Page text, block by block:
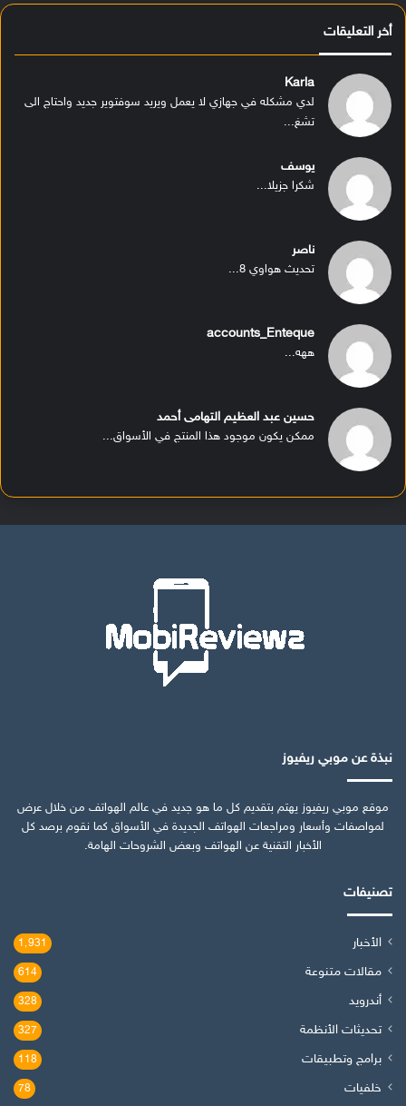
أخر التعليقات
Karla
لدي مشكله في جهازي لا يعمل ويريد سوفتوير جديد واحتاج الى
تشغ...
يوسف
شكرا جزيلا...
ناصر
تحديث هواوي 8...
accounts_Enteque
ههه...
حسين عبد العظيم التهامى أحمد
ممكن يكون موجود هذا المنتج في الأسواق...
نبذة عن موبي ريفيوز
موقع موبي ريفيوز يهتم بتقديم كل ما هو جديد في عالم الهواتف من خلال عرض
لمواصفات وأسعار ومراجعات الهواتف الجديدة في الأسواق كما نقوم برصد كل
الأخبار التقنية عن الهواتف وبعض الشروحات الهامة.
تصنيفات
الأخبار 1٬931
مقالات متنوعة 614
أندرويد 328
تحديثات الأنظمة 327
برامج وتطبيقات 118
خلفيات 78